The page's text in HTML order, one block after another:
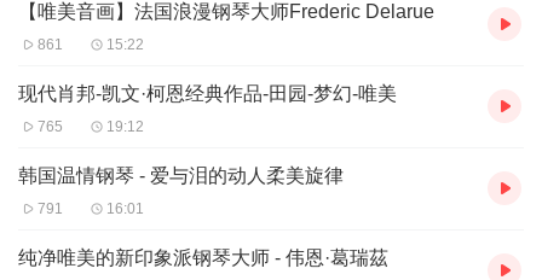
【唯美音画】法国浪漫钢琴大师Frederic Delarue
861 15:22
现代肖邦-凯文·柯恩经典作品-田园-梦幻-唯美
765 19:12
韩国温情钢琴 - 爱与泪的动人柔美旋律
791 16:01
纯净唯美的新印象派钢琴大师 - 伟恩·葛瑞茲